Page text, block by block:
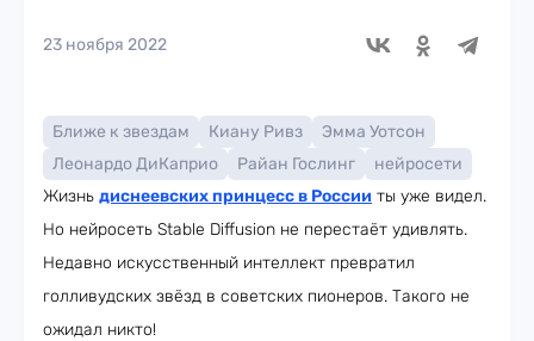
23 ноября 2022
Ближе к звездам Киану Ривз
Эмма Уотсон
Леонардо ДиКаприо
Райан Гослинг
нейросети
Жизнь диснеевских принцесс в России ты уже видел.
Но нейросеть Stable Diffusion не перестаёт удивлять.
Недавно искусственный интеллект превратил
голливудских звёзд в советских пионеров. Такого не
ожидал никто!